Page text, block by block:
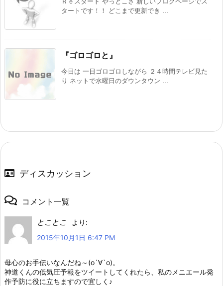
タートです！！ どこまで更新でき ...
『ゴロゴロと』
今日は 一日ゴロゴロしながら ２４時間テレビ見た
り ネットで水曜日のダウンタウン ...
ディスカッション
コメント一覧
とことこ
より:
2015年10月1日 6:47 PM
母心のお手伝いなんだね～(о´∀`о)。
神道くんの低気圧予報をツイートしてくれたら、私のメニエール発
作予防に役に立ちますので宜しく♪